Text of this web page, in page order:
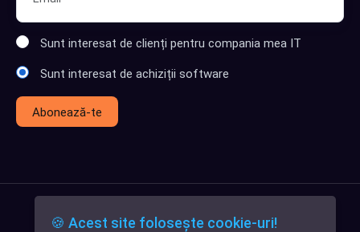
Sunt interesat de clienți pentru compania mea IT
Sunt interesat de achiziții software
Abonează-te
🍪 Acest site folosește cookie-uri!